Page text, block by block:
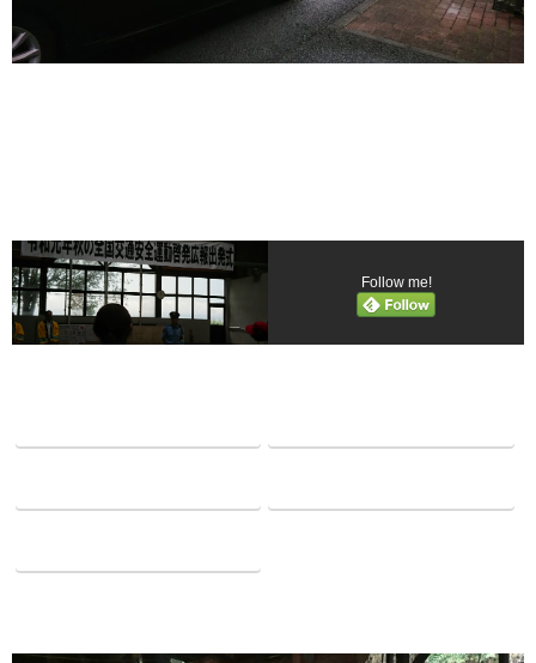
Follow me!